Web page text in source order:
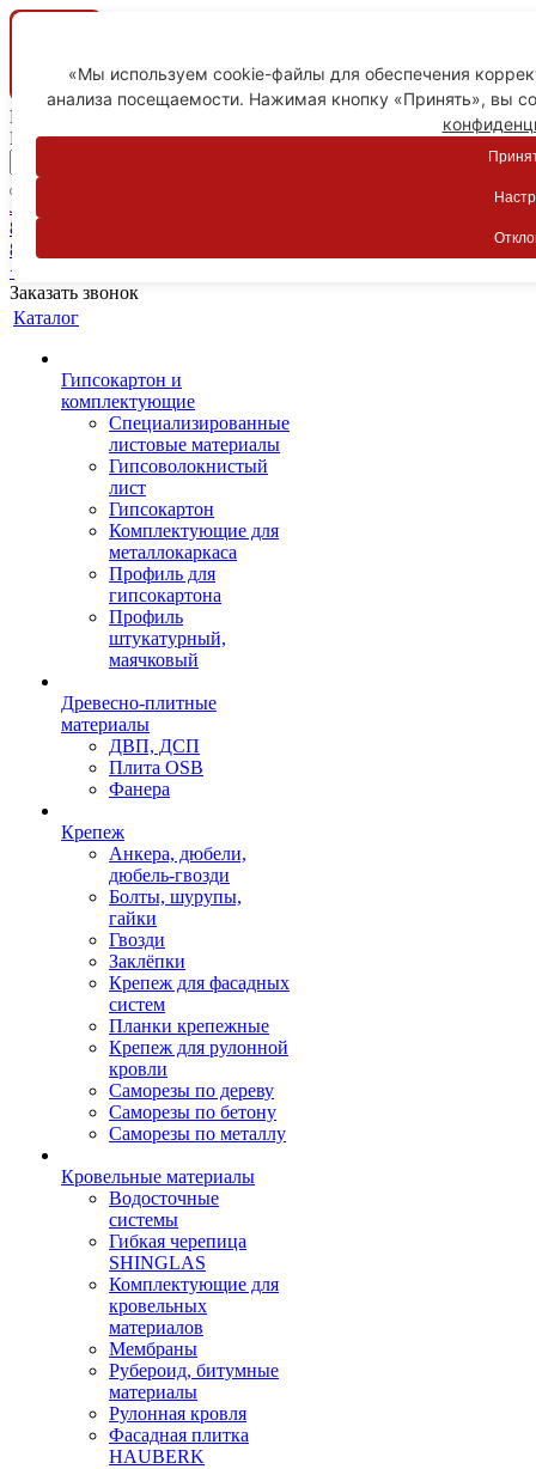
Ваш город
Пятигорск
Личный кабинет
8-800-775-59-89
8-800-775-59-89
+7 918 754-83-77
Заказать звонок
Каталог
Гипсокартон и
комплектующие
Специализированные
листовые материалы
Гипсоволокнистый
лист
Гипсокартон
Комплектующие для
металлокаркаса
Профиль для
гипсокартона
Профиль
штукатурный,
маячковый
Древесно-плитные
материалы
ДВП, ДСП
Плита OSB
Фанера
Крепеж
Анкера, дюбели,
дюбель-гвозди
Болты, шурупы,
гайки
Гвозди
Заклёпки
Крепеж для фасадных
систем
Планки крепежные
Крепеж для рулонной
кровли
Саморезы по дереву
Саморезы по бетону
Саморезы по металлу
Кровельные материалы
Водосточные
системы
Гибкая черепица
SHINGLAS
Комплектующие для
кровельных
материалов
Мембраны
Рубероид, битумные
материалы
Рулонная кровля
Фасадная плитка
HAUBERK
«Мы используем cookie-файлы для обеспечения
анализа посещаемости. Нажимая кнопку «Принять», вы